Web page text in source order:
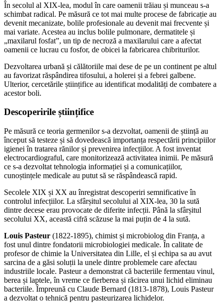
În secolul al XIX-lea, modul în care oamenii trăiau și munceau s-a
schimbat radical. Pe măsură ce tot mai multe procese de fabricație au
devenit mecanizate, bolile profesionale au devenit mai frecvente și
mai variate. Acestea au inclus bolile pulmonare, dermatitele și
„maxilarul fosfat”, un tip de necroză a maxilarului care a afectat
oamenii ce lucrau cu fosfor, de obicei la fabricarea chibriturilor.
Dezvoltarea urbană și călătoriile mai dese de pe un continent pe altul
au favorizat răspândirea tifosului, a holerei și a febrei galbene.
Ulterior, cercetările științifice au identificat modalități de combatere a
acestor boli.
Descoperirile științifice
Pe măsură ce teoria germenilor s-a dezvoltat, oamenii de știință au
început să testeze și să dovedească importanța respectării principiilor
igienei în tratarea rănilor și prevenirea infecțiilor. A fost inventat
electrocardiograful, care monitorizează activitatea inimii. Pe măsură
ce s-a dezvoltat tehnologia informației și a comunicațiilor,
cunoștințele medicale au putut să se răspândească rapid.
Secolele XIX și XX au înregistrat descoperiri semnificative în
controlul infecțiilor. La sfârșitul secolului al XIX-lea, 30 la sută
dintre decese erau provocate de diferite infecții. Până la sfârșitul
secolului XX, această cifră scăzuse la mai puțin de 4 la sută.
Louis Pasteur (1822-1895), chimist și microbiolog din Franța, a
fost unul dintre fondatorii microbiologiei medicale. În calitate de
profesor de chimie la Universitatea din Lille, el și echipa sa au avut
sarcina de a găsi soluții la unele dintre problemele care afectau
industriile locale. Pasteur a demonstrat că bacteriile fermentau vinul,
berea și laptele, în vreme ce fierberea și răcirea unui lichid eliminau
bacteriile. Împreună cu Claude Bernard (1813-1878), Louis Pasteur
a dezvoltat o tehnică pentru pasteurizarea lichidelor.